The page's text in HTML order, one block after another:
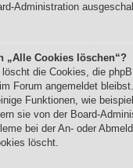
Administration
„Alle Cookies löschen“?
löscht die Cookies, die
Forum angemeldet
Funktionen, wie
sie von der Board-
bei der An- oder
löscht.